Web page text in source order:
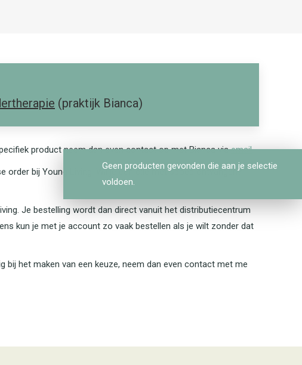
(praktijk Bianca)
product neem dan even contact op met Bianca viaemail.
bij Young Living. Wil je een olie met spoed ontvangen?
Je bestelling wordt dan direct vanuit het distributiecentrum
kun je met je account zo vaak bestellen als je wilt zonder dat
bij het maken van een keuze, neem dan even contact met me
Geen producten gevonden die aan je selectie
voldoen.